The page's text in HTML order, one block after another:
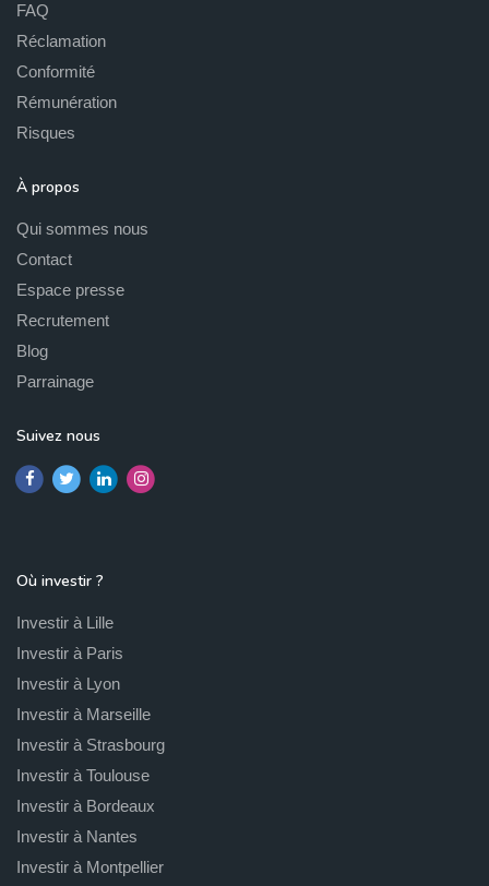
FAQ
Réclamation
Conformité
Rémunération
Risques
À propos
Qui sommes nous
Contact
Espace presse
Recrutement
Blog
Parrainage
Suivez nous
Où investir ?
Investir à Lille
Investir à Paris
Investir à Lyon
Investir à Marseille
Investir à Strasbourg
Investir à Toulouse
Investir à Bordeaux
Investir à Nantes
Investir à Montpellier